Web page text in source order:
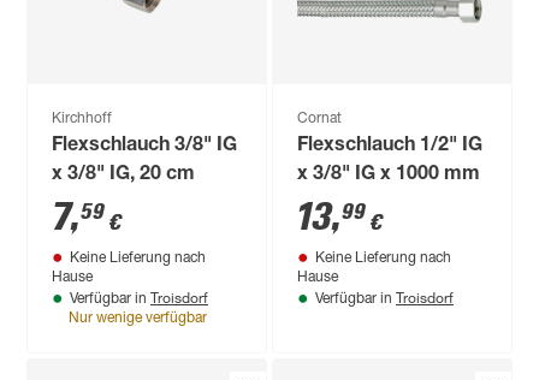
Kirchhoff
Flexschlauch 3/8" IG
x 3/8" IG, 20 cm
7,59 €
Keine Lieferung nach
Hause
Verfügbar in Troisdorf
Nur wenige verfügbar
Cornat
Flexschlauch 1/2" IG
x 3/8" IG x 1000 mm
13,99 €
Keine Lieferung nach
Hause
Verfügbar in Troisdorf